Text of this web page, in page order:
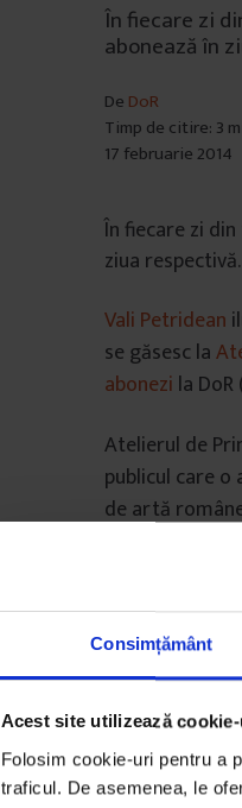
Consimțământ
Acest site utilizează
Folosim cookie-uri pentru a
traficul. De asemenea, le
În fiecare zi
abonează în
De DoR
Timp de citire: 3
17 februarie 2014
În fiecare zi
ziua
Vali Petridean
se găsesc la
abonezi la
Atelierul de
publicul care
de artă